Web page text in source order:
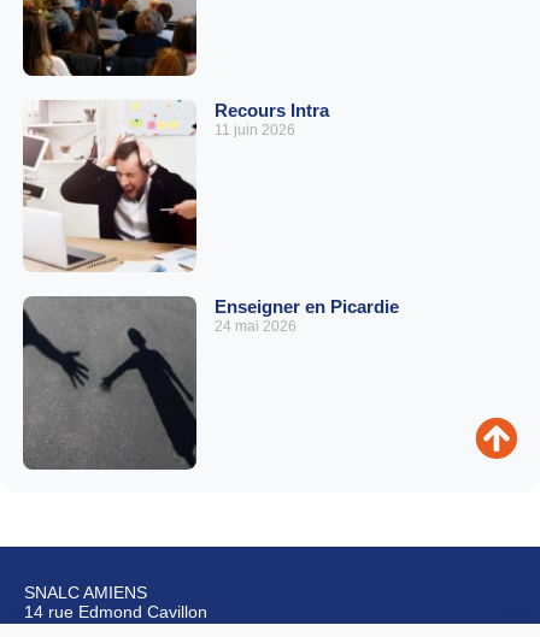
Recours Intra
11 juin 2026
Enseigner en Picardie
24 mai 2026
SNALC AMIENS
14 rue Edmond Cavillon
80270 Airaines